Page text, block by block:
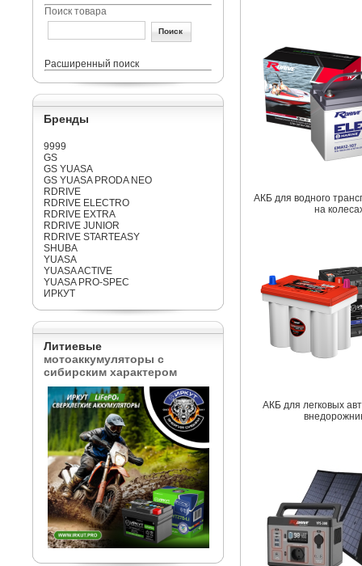
Поиск товара
Расширенный поиск
Бренды
9999
GS
GS YUASA
GS YUASA PRODA NEO
RDRIVE
RDRIVE ELECTRO
RDRIVE EXTRA
RDRIVE JUNIOR
RDRIVE STARTEASY
SHUBA
YUASA
YUASA ACTIVE
YUASA PRO-SPEC
ИРКУТ
Литиевые
мотоаккумуляторы с
сибирским характером
АКБ для водного
на
АКБ для легковых